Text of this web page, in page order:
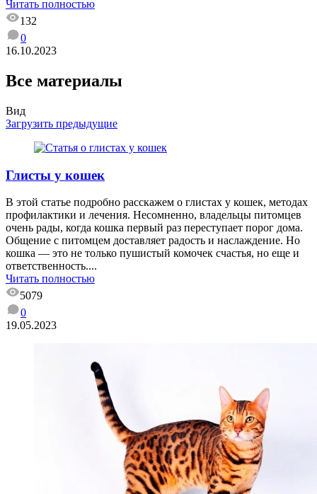
Читать полностью
132
0
16.10.2023
Все материалы
Вид
Загрузить предыдущие
Глисты у кошек
В этой статье подробно расскажем о глистах у кошек, методах
профилактики и лечения. Несомненно, владельцы питомцев
очень рады, когда кошка первый раз переступает порог дома.
Общение с питомцем доставляет радость и наслаждение. Но
кошка — это не только пушистый комочек счастья, но еще и
ответственность....
Читать полностью
5079
0
19.05.2023